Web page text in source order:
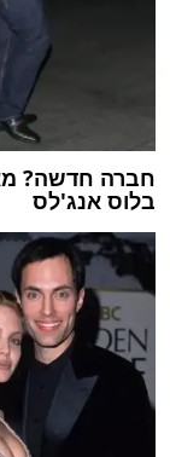
חברה חדשה?
בלוס אנג'לס